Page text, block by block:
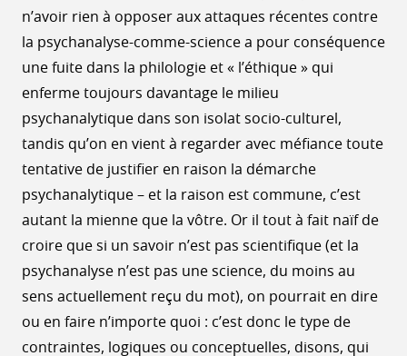
n’avoir rien à opposer aux attaques récentes contre
la psychanalyse-comme-science a pour conséquence
une fuite dans la philologie et « l’éthique » qui
enferme toujours davantage le milieu
psychanalytique dans son isolat socio-culturel,
tandis qu’on en vient à regarder avec méfiance toute
tentative de justifier en raison la démarche
psychanalytique – et la raison est commune, c’est
autant la mienne que la vôtre. Or il tout à fait naïf de
croire que si un savoir n’est pas scientifique (et la
psychanalyse n’est pas une science, du moins au
sens actuellement reçu du mot), on pourrait en dire
ou en faire n’importe quoi : c’est donc le type de
contraintes, logiques ou conceptuelles, disons, qui